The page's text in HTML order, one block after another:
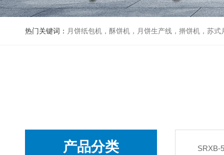
热门关键词： 月饼纸包机，酥饼机，月饼生产线，擀饼机，苏式月饼机，
产品分类 SRXB-